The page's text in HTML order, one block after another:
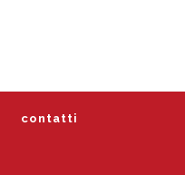
contatti